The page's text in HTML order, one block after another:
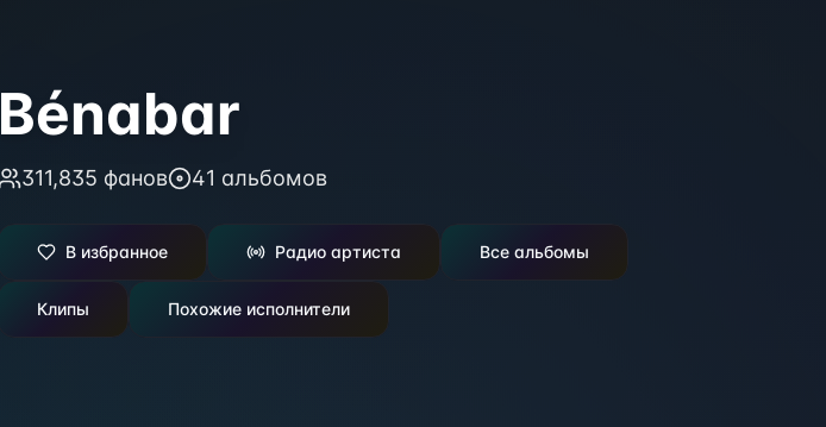
Bénabar
311,835 фанов 41 альбомов
В избранное Радио артиста Все альбомы
Клипы Похожие исполнители